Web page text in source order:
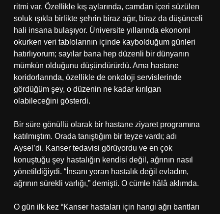
ritmi var. Özellikle kış aylarında, camdan içeri süzülen
soluk ışıkla birlikte şehrin biraz ağır, biraz da düşünceli
hali insana bulaşıyor. Üniversite yıllarında ekonomi
okurken veri tablolarının içinde kaybolduğum günleri
hatırlıyorum; sayılar bana hep düzenli bir dünyanın
mümkün olduğunu düşündürürdü. Ama hastane
koridorlarında, özellikle de onkoloji servislerinde
gördüğüm şey, o düzenin ne kadar kırılgan
olabileceğini gösterdi.
Bir süre gönüllü olarak bir hastane ziyaret programına
katılmıştım. Orada tanıştığım bir teyze vardı; adı
Aysel’di. Kanser tedavisi görüyordu ve en çok
konuştuğu şey hastalığın kendisi değil, ağrının nasıl
yönetildiğiydi. “İnsanı yoran hastalık değil evladım,
ağrının sürekli varlığı,” demişti. O cümle hâlâ aklımda.
O gün ilk kez “Kanser hastaları için hangi ağrı bantları